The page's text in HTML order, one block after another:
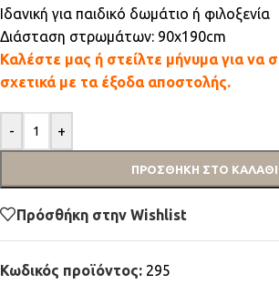
Ιδανική για παιδικό δωμάτιο ή φιλοξενία
Διάσταση στρωμάτων: 90x190cm
Καλέστε μας ή στείλτε μήνυμα για να
σχετικά με τα έξοδα αποστολής.
- +
ΠΡΟΣΘΉΚΗ ΣΤΟ ΚΑΛΆΘΙ
Πρόσθήκη στην Wishlist
Κωδικός προϊόντος: 295